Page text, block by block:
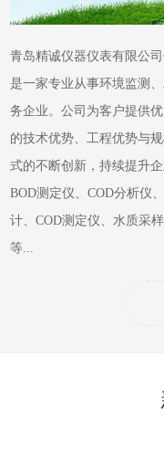
青岛精诚仪器仪表有限公
是一家专业从事环境监测
务企业。公司为客户提供
的技术优势、工程优势与
式的不断创新，持续提升
BOD测定仪、COD分析仪
计、COD测定仪、水质采
等...